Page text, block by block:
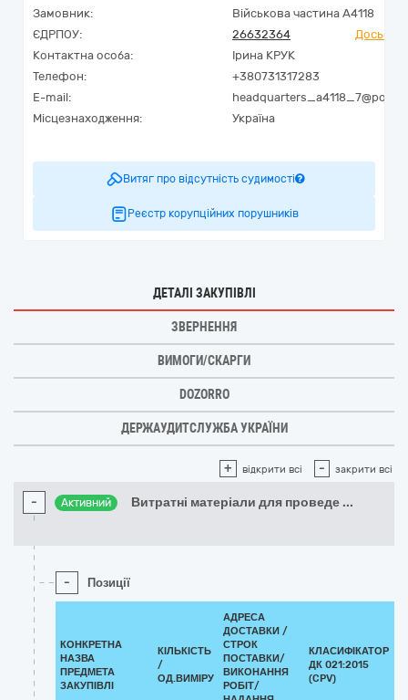
Замовник:
Військова частина А4118
ЄДРПОУ:
26632364
Досьє
Контактна особа:
Ірина КРУК
Телефон:
+380731317283
E-mail:
Місцезнаходження:
Україна
Витяг про відсутність судимості
Реєстр корупційних порушників
ДЕТАЛІ ЗАКУПІВЛІ
ЗВЕРНЕННЯ
ВИМОГИ/СКАРГИ
DOZORRO
ДЕРЖАУДИТСЛУЖБА УКРАЇНИ
+ відкрити всі - закрити всі
- Активний Витратні матеріали для проведе ...
- Позиції
КОНКРЕТНА
НАЗВА
ПРЕДМЕТА
ЗАКУПІВЛІ
КІЛЬКІСТЬ
/
ОД.ВИМІРУ
АДРЕСА
ДОСТАВКИ /
СТРОК
ПОСТАВКИ/
ВИКОНАННЯ
РОБІТ/
КЛАСИФІКАТОР
ДК 021:2015
(CPV)